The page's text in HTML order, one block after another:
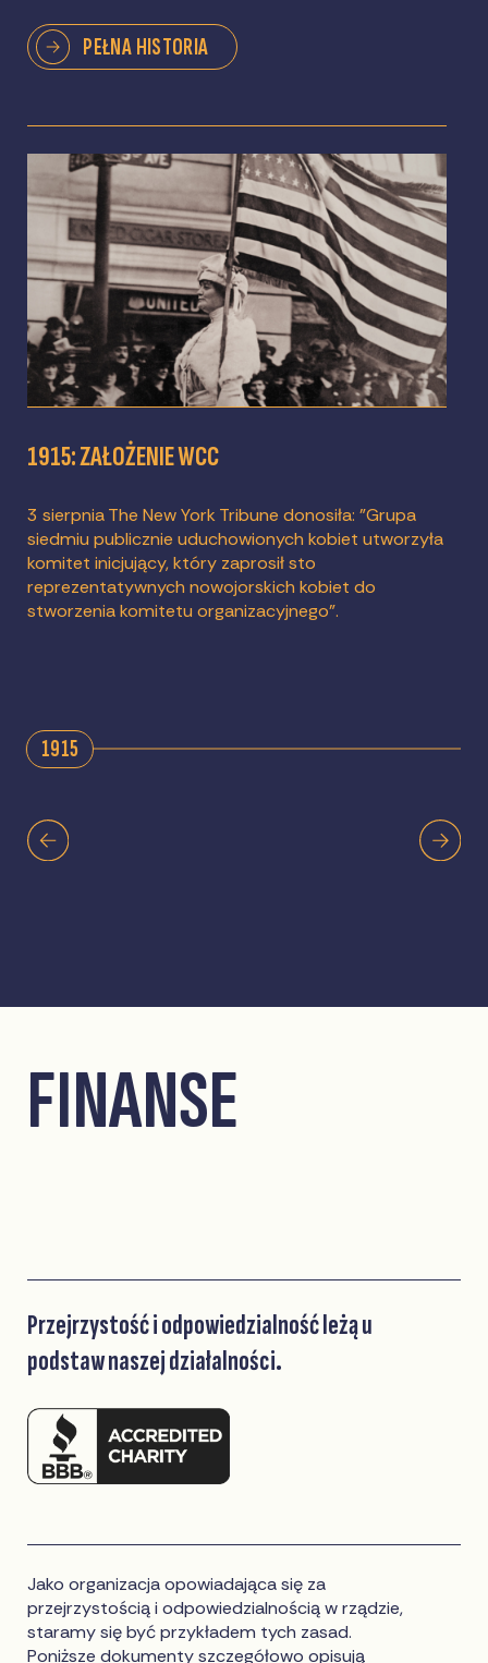
PEŁNA HISTORIA
1915: ZAŁOŻENIE WCC
3 sierpnia The New York Tribune donosiła: "Grupa
siedmiu publicznie uduchowionych kobiet utworzyła
komitet inicjujący, który zaprosił sto
reprezentatywnych nowojorskich kobiet do
stworzenia komitetu organizacyjnego".
1915
FINANSE
Przejrzystość i odpowiedzialność leżą u
podstaw naszej działalności.
Jako organizacja opowiadająca się za
przejrzystością i odpowiedzialnością w rządzie,
staramy się być przykładem tych zasad.
Poniższe dokumenty szczegółowo opisują